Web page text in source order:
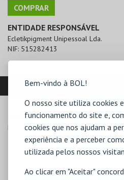
Bem-vindo à BOL!
O nosso site utiliza cookies
funcionamento do site e,
cookies que nos ajudam a
experiência e a perceber
utilizada pelos nossos
Ao clicar em "Aceitar"
COMPRAR
ENTIDADE RESPONSÁVEL
Ecletikpigment Unipessoal Lda.
NIF: 515282413
LOCALIZAÇÃO
MORADA
Malavado, S/N, Apartado 3756
7630-584 São Teotónio